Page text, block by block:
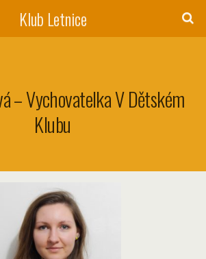
Klub Letnice
– Vychovatelka V Dětském
Klubu